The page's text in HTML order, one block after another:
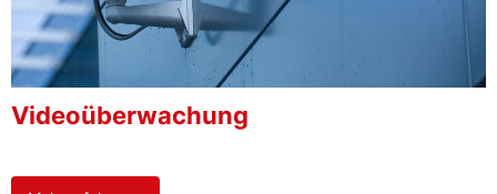
Videoüberwachung